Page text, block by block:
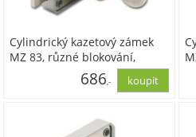
Cylindrický kazetový zámek
MZ 83, různé blokování,
vložka zinek poniklovaný
686,-